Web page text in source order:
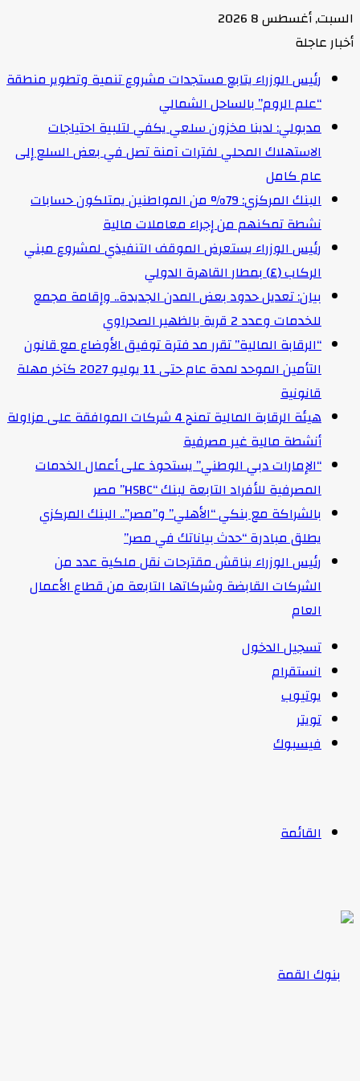
السبت, أغسطس 8 2026
أخبار عاجلة
رئيس الوزراء يتابع مستجدات مشروع تنمية وتطوير منطقة
“علم الروم” بالساحل الشمالي
مدبولي: لدينا مخزون سلعي يكفي لتلبية احتياجات
الاستهلاك المحلي لفترات آمنة تصل في بعض السلع إلى
عام كامل
البنك المركزي: 79% من المواطنين يمتلكون حسابات
نشطة تمكنهم من إجراء معاملات مالية
رئيس الوزراء يستعرض الموقف التنفيذي لمشروع مبني
الركاب (٤) بمطار القاهرة الدولي
بيان: تعديل حدود بعض المدن الجديدة.. وإقامة مجمع
للخدمات وعدد 2 قرية بالظهير الصحراوي
“الرقابة المالية” تقرر مد فترة توفيق الأوضاع مع قانون
التأمين الموحد لمدة عام حتى 11 يوليو 2027 كآخر مهلة
قانونية
هيئة الرقابة المالية تمنح 4 شركات الموافقة على مزاولة
أنشطة مالية غير مصرفية
“الإمارات دبي الوطني” يستحوذ على أعمال الخدمات
المصرفية للأفراد التابعة لبنك “HSBC” مصر
بالشراكة مع بنكي “الأهلي” و”مصر”.. البنك المركزي
يطلق مبادرة “حدث بياناتك في مصر”
رئيس الوزراء يناقش مقترحات نقل ملكية عدد من
الشركات القابضة وشركاتها التابعة من قطاع الأعمال
العام
تسجيل الدخول
انستقرام
يوتيوب
تويتر
فيسبوك
القائمة